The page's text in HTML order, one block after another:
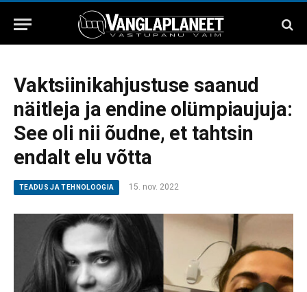
Vaktsiinikahjustuse saanud
näitleja ja endine olümpiaujuja:
See oli nii õudne, et tahtsin
endalt elu võtta
TEADUS JA TEHNOLOOGIA 15. nov. 2022